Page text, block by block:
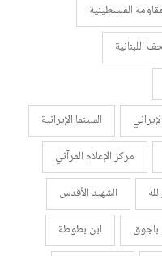
الفلسطينية
اللبنانية
السينما الإيرانية
مركز الإعلام القرآني
الشهيد الأقدس
باجوق
ابن بطوطة